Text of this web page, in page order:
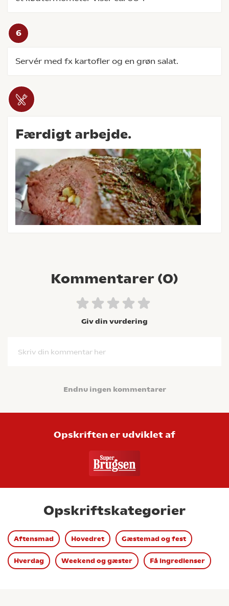
Servér med fx kartofler og en grøn salat.
Færdigt arbejde.
Kommentarer (0)
Giv din vurdering
Skriv din kommentar her
Endnu ingen kommentarer
Opskriften er udviklet af
Opskriftskategorier
Aftensmad Hovedret Gæstemad og fest
Hverdag Weekend og gæster Få ingredienser